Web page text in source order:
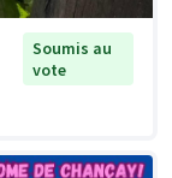
Soumis au
vote